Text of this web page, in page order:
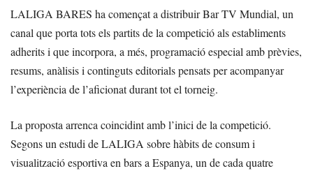
LALIGA BARES ha començat a distribuir Bar TV Mundial, un
canal que porta tots els partits de la competició als establiments
adherits i que incorpora, a més, programació especial amb prèvies,
resums, anàlisis i continguts editorials pensats per acompanyar
l’experiència de l’aficionat durant tot el torneig.
La proposta arrenca coincidint amb l’inici de la competició.
Segons un estudi de LALIGA sobre hàbits de consum i
visualització esportiva en bars a Espanya, un de cada quatre